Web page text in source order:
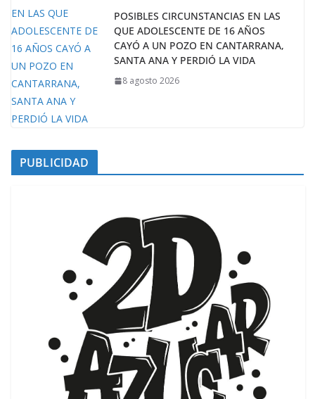
POSIBLES CIRCUNSTANCIAS EN LAS
QUE ADOLESCENTE DE 16 AÑOS
CAYÓ A UN POZO EN CANTARRANA,
SANTA ANA Y PERDIÓ LA VIDA
8 agosto 2026
PUBLICIDAD